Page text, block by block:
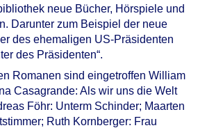
neue Bücher, Hörspiele und
Darunter zum Beispiel der neue
des ehemaligen US-Präsidenten
des Präsidenten“.
Romanen sind eingetroffen William
Casagrande: Als wir uns die Welt
Föhr: Unterm Schinder; Maarten
Ruth Kornberger: Frau